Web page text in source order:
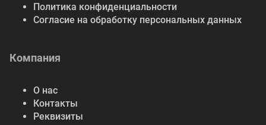
Политика конфиденциальности
Согласие на обработку персональных данных
Компания
О нас
Контакты
Реквизиты